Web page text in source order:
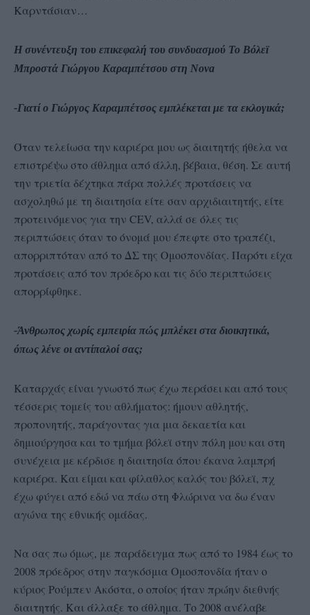
Καρντάσιαν…
Η συνέντευξη του επικεφαλή του συνδυασμού Το Βόλεϊ
Μπροστά Γιώργου Καραμπέτσου στη Nova
-Γιατί ο Γιώργος Καραμπέτσος εμπλέκεται με τα εκλογικά;
Όταν τελείωσα την καριέρα μου ως διαιτητής ήθελα να
επιστρέψω στο άθλημα από άλλη, βέβαια, θέση. Σε αυτή
την τριετία δέχτηκα πάρα πολλές προτάσεις να
ασχοληθώ με τη διαιτησία είτε σαν αρχιδιαιτητής, είτε
προτεινόμενος για την CEV, αλλά σε όλες τις
περιπτώσεις όταν το όνομά μου έπεφτε στο τραπέζι,
απορριπτόταν από το ΔΣ της Ομοσπονδίας. Παρότι είχα
προτάσεις από τον πρόεδρο και τις δύο περιπτώσεις
απορρίφθηκε.
-Άνθρωπος χωρίς εμπειρία πώς μπλέκει στα διοικητικά,
όπως λένε οι αντίπαλοί σας;
Καταρχάς είναι γνωστό πως έχω περάσει και από τους
τέσσερις τομείς του αθλήματος: ήμουν αθλητής,
προπονητής, παράγοντας για μια δεκαετία και
δημιούργησα και το τμήμα βόλεϊ στην πόλη μου και στη
συνέχεια με κέρδισε η διαιτησία όπου έκανα λαμπρή
καριέρα. Και είμαι και φίλαθλος καλός του βόλεϊ, πχ
έχω φύγει από εδώ να πάω στη Φλώρινα να δω έναν
αγώνα της εθνικής ομάδας.
Να σας πω όμως, με παράδειγμα πως από το 1984 έως το
2008 πρόεδρος στην παγκόσμια Ομοσπονδία ήταν ο
κύριος Ρούμπεν Ακόστα, ο οποίος ήταν πρώην διεθνής
διαιτητής. Και άλλαξε το άθλημα. Το 2008 ανέλαβε